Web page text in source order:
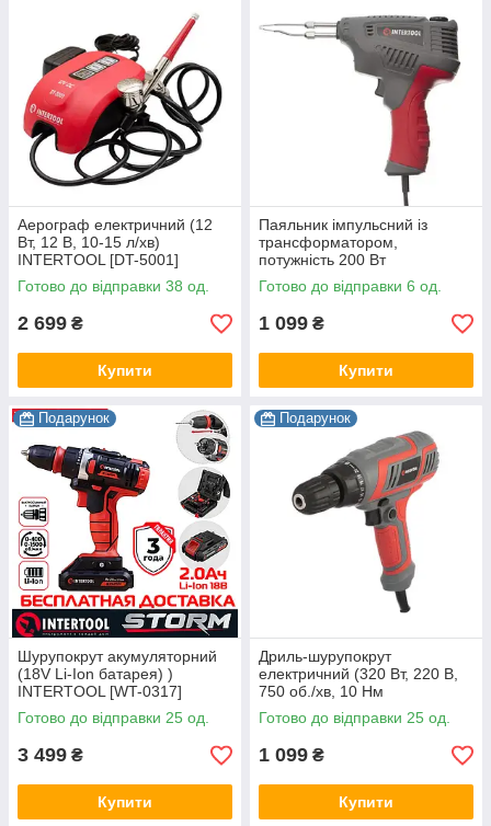
Аерограф електричний (12
Вт, 12 В, 10-15 л/хв)
INTERTOOL [DT-5001]
Готово до відправки 38 од.
2 699 ₴
Купити
Паяльник імпульсний із
трансформатором,
потужність 200 Вт
INTERTOOL [RT-2003]
Готово до відправки 6 од.
1 099 ₴
Купити
Подарунок
Шурупокрут акумуляторний
(18V Li-Ion батарея) )
INTERTOOL [WT-0317]
Готово до відправки 25 од.
3 499 ₴
Купити
Подарунок
Дриль-шурупокрут
електричний (320 Вт, 220 В,
750 об./хв, 10 Нм
INTERTOOL [DT-0103]
Готово до відправки 25 од.
1 099 ₴
Купити